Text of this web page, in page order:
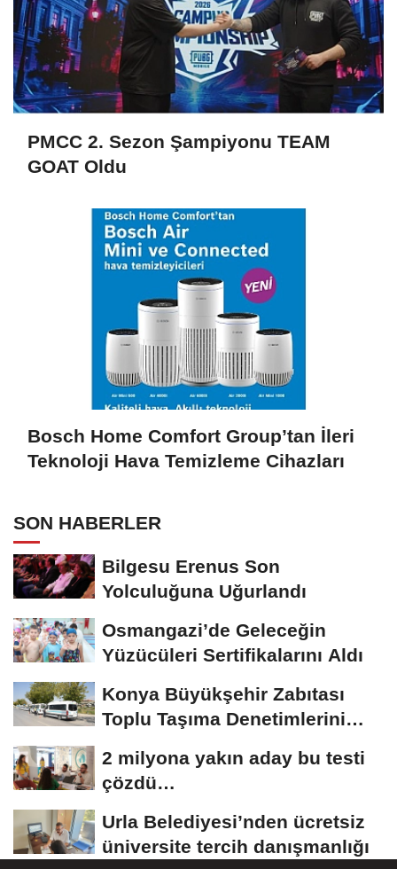
PMCC 2. Sezon Şampiyonu TEAM
GOAT Oldu
Bosch Home Comfort Group’tan İleri
Teknoloji Hava Temizleme Cihazları
SON HABERLER
Bilgesu Erenus Son
Yolculuğuna Uğurlandı
Osmangazi’de Geleceğin
Yüzücüleri Sertifikalarını Aldı
Konya Büyükşehir Zabıtası
Toplu Taşıma Denetimlerini
2 milyona yakın aday bu testi
çözdü…
Urla Belediyesi’nden ücretsiz
üniversite tercih danışmanlığı